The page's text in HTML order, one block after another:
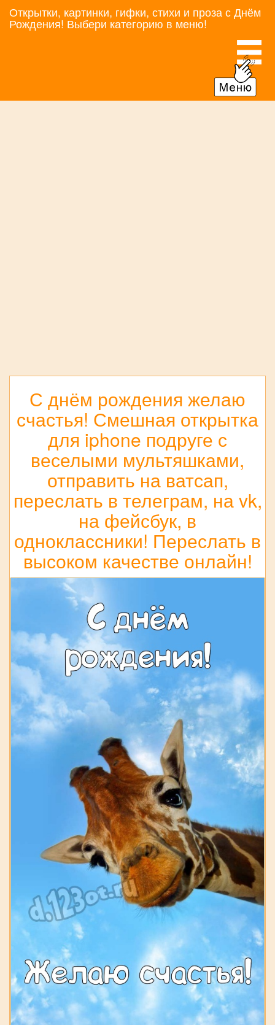
Открытки, картинки, гифки, стихи и проза с Днём
Рождения! Выбери категорию в меню!
С днём рождения желаю
счастья! Смешная открытка
для iphone подруге с
веселыми мультяшками,
отправить на ватсап,
переслать в телеграм, на vk,
на фейсбук, в
одноклассники! Переслать в
высоком качестве онлайн!